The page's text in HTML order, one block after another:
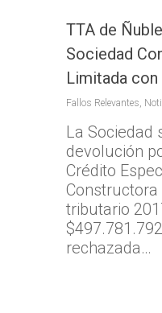
TTA de
Sociedad
Limitada
Fallos Relevantes,
La Sociedad
devolución
Crédito
Constructora
tributario
rechazada…